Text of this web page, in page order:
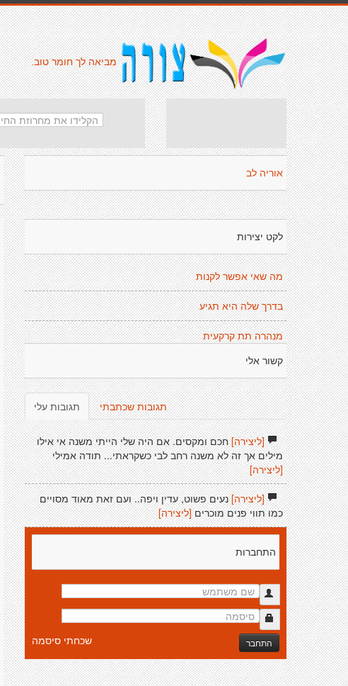
מביאה לך חומר טוב.
אוריה לב
לקט יצירות
מה שאי אפשר לקנות
בדרך שלה היא תגיע
מנהרה תת קרקעית
קשור אלי
תגובות עלי תגובות שכתבתי
[ליצירה]חכם ומקסים. אם היה שלי הייתי משנה אי אילו
מילים אך זה לא משנה רחב לבי כשקראתי... תודה אמילי
[ליצירה]
[ליצירה]נעים פשוט, עדין ויפה.. ועם זאת מאוד מסויים
כמו תווי פנים מוכרים [ליצירה]
התחברות
התחבר שכחתי סיסמה